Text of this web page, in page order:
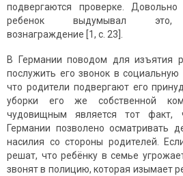
подвергаются проверке.
ребенок выдумывал
вознаграждение [1, с. 23].
В Германии поводом для изъятия
послужить его звонок в
что родители подвергают его
уборки его же собственной
чудовищным является тот факт,
Германии позволено осматривать
насилия со стороны родителей.
решат, что ребёнку в семье
звонят в полицию, которая изымает